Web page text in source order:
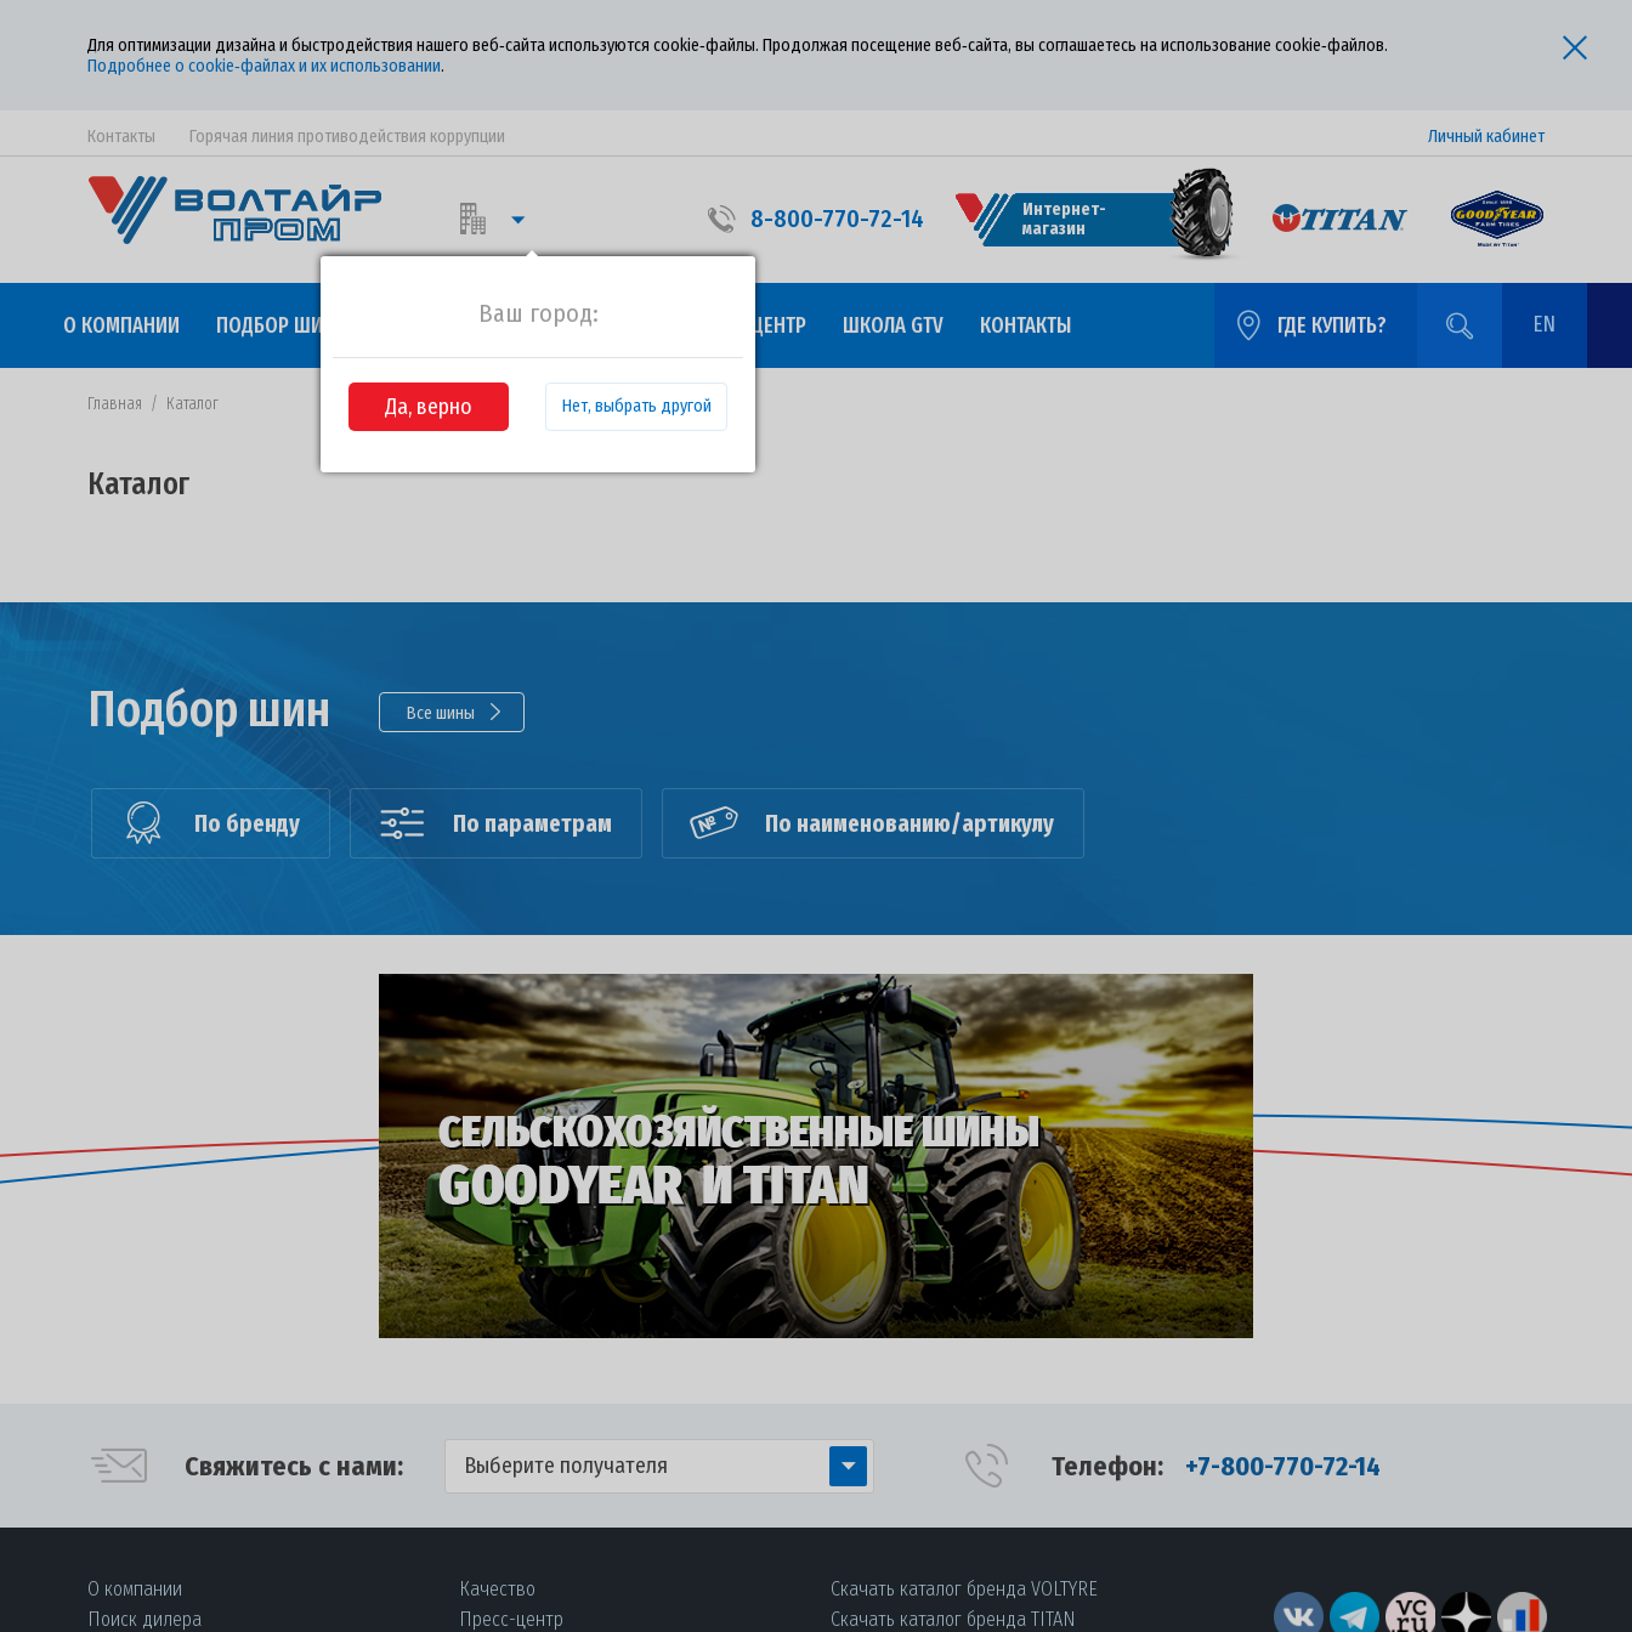
Для оптимизации дизайна и быстродействия нашего веб‑сайта используются cookie‑файлы. Продолжая посещение веб‑сайта, вы соглашаетесь на использование cookie‑файлов.
Подробнее о cookie‑файлах и их использовании.
Контакты Горячая линия противодействия коррупции Личный кабинет
Ваш город:
Да, верно Нет, выбрать другой
8-800-770-72-14
Интернет-
магазин
О КОМПАНИИ ПОДБОР ШИН СОТРУДНИЧЕСТВО ПРЕСС-ЦЕНТР ШКОЛА GTV КОНТАКТЫ ГДЕ КУПИТЬ? EN
Главная / Каталог
Каталог
Подбор шин Все шины
По бренду По параметрам По наименованию/артикулу
Свяжитесь с нами: Выберите получателя Телефон: +7-800-770-72-14
О компании
Поиск дилера
Качество
Пресс-центр
Скачать каталог бренда VOLTYRE
Скачать каталог бренда TITAN